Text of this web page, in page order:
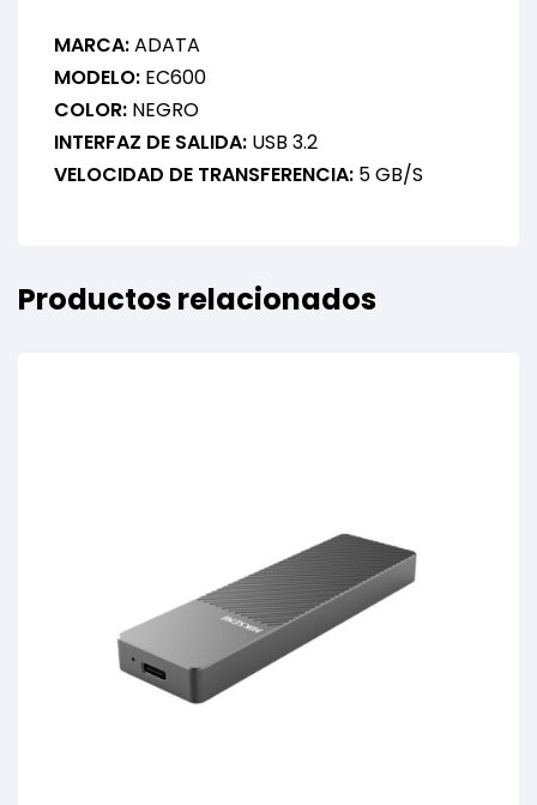
MARCA:ADATA
MODELO: EC600
COLOR: NEGRO
INTERFAZ DE SALIDA: USB 3.2
VELOCIDAD DE TRANSFERENCIA: 5 GB/S
Productos relacionados